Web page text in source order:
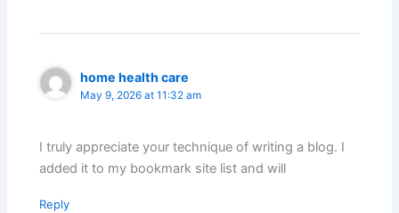
home health care
May 9, 2026 at 11:32 am
I truly appreciate your technique of writing a blog. I
added it to my bookmark site list and will
Reply